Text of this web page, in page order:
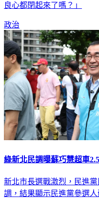
市議員卓冠廷更發長文痛
政治
新北市長選戰激烈，民進